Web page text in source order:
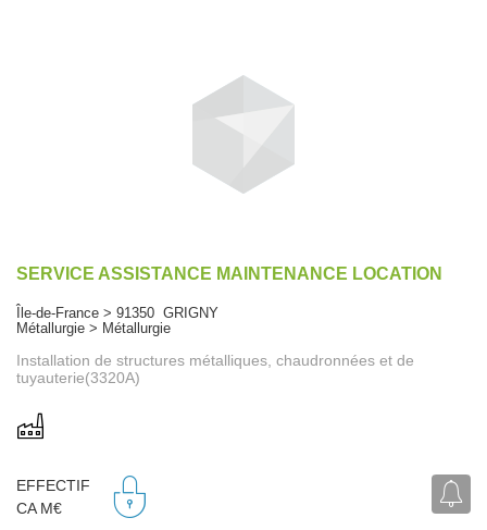
SERVICE ASSISTANCE MAINTENANCE LOCATION
Île-de-France > 91350 GRIGNY
Métallurgie > Métallurgie
Installation de structures métalliques, chaudronnées et de
tuyauterie(3320A)
EFFECTIF
CA M€